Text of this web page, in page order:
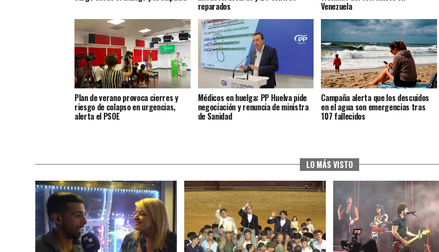
reparados Venezuela
Plan de verano provoca cierres y
riesgo de colapso en urgencias,
alerta el PSOE
Médicos en huelga: PP Huelva pide
negociación y renuncia de ministra
de Sanidad
Campaña alerta que los descuidos
en el agua son emergencias tras
107 fallecidos
LO MÁS VISTO